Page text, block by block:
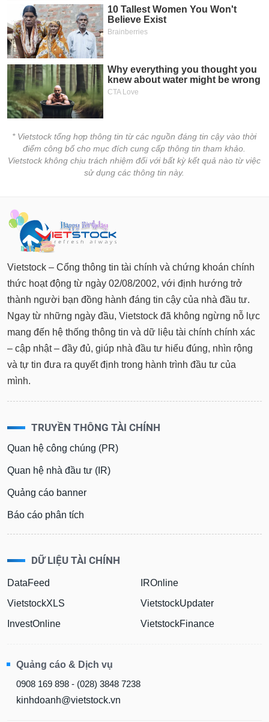
* Vietstock tổng hợp thông tin từ các nguồn đáng tin cậy vào thời
điểm công bố cho mục đích cung cấp thông tin tham khảo.
Vietstock không chịu trách nhiệm đối với bất kỳ kết quả nào từ việc
sử dụng các thông tin này.
Vietstock – Cổng thông tin tài chính và chứng khoán chính
thức hoạt động từ ngày 02/08/2002, với định hướng trở
thành người bạn đồng hành đáng tin cậy của nhà đầu tư.
Ngay từ những ngày đầu, Vietstock đã không ngừng nỗ lực
mang đến hệ thống thông tin và dữ liệu tài chính chính xác
– cập nhật – đầy đủ, giúp nhà đầu tư hiểu đúng, nhìn rộng
và tự tin đưa ra quyết định trong hành trình đầu tư của
mình.
TRUYỀN THÔNG TÀI CHÍNH
Quan hệ công chúng (PR)
Quan hệ nhà đầu tư (IR)
Quảng cáo banner
Báo cáo phân tích
DỮ LIỆU TÀI CHÍNH
DataFeed
VietstockXLS
InvestOnline
IROnline
VietstockUpdater
VietstockFinance
Quảng cáo & Dịch vụ
0908 169 898 - (028) 3848 7238
kinhdoanh@vietstock.vn
chính